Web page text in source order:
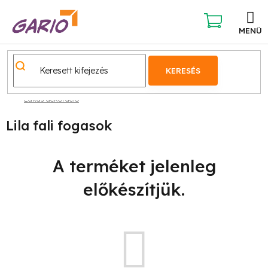
KERESÉS
KOSÁR
Lakás dekoráció
Lila fali fogasok
A terméket jelenleg
előkészítjük.